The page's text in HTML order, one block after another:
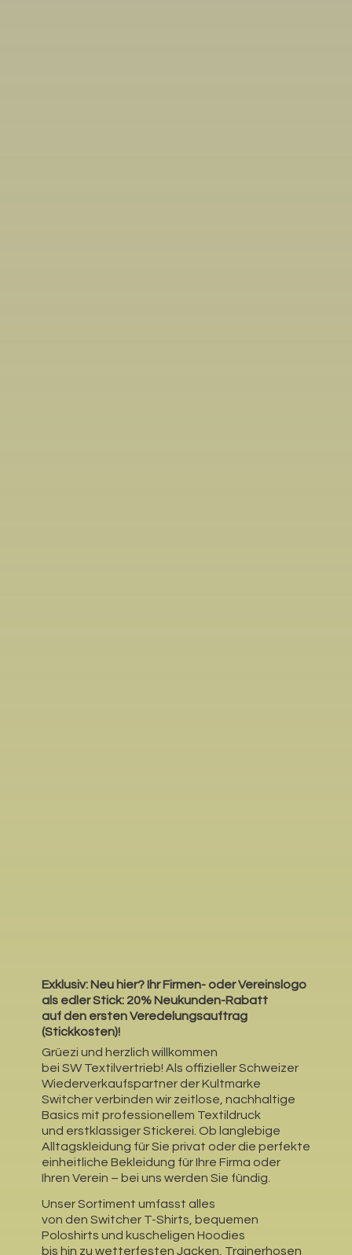
Exklusiv: Neu hier? Ihr Firmen- oder Vereinslogo
als edler Stick: 20% Neukunden-Rabatt
auf den ersten Veredelungsauftrag
(Stickkosten)!
Grüezi und herzlich willkommen
bei SW Textilvertrieb! Als offizieller Schweizer
Wiederverkaufspartner der Kultmarke
Switcher verbinden wir zeitlose, nachhaltige
Basics mit professionellem Textildruck
und erstklassiger Stickerei. Ob langlebige
Alltagskleidung für Sie privat oder die perfekte
einheitliche Bekleidung für Ihre Firma oder
Ihren Verein – bei uns werden Sie fündig.
Unser Sortiment umfasst alles
von den Switcher T-Shirts, bequemen
Poloshirts und kuscheligen Hoodies
bis hin zu wetterfesten Jacken, Trainerhosen